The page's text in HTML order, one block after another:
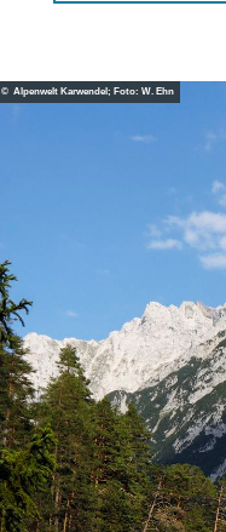
© Alpenwelt Karwendel; Foto: W. Ehn